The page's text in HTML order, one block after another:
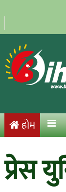
होम
प्रेस